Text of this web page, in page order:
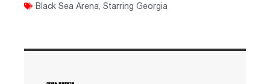
Black Sea Arena Starring Georgia